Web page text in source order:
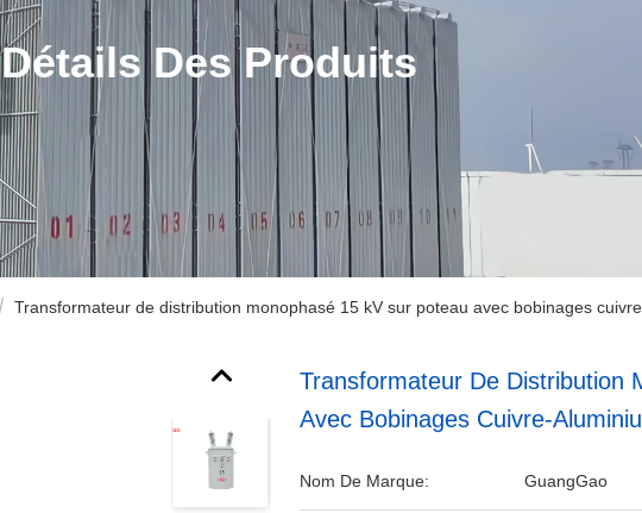
Détails Des Produits
Transformateur de distribution monophasé 15 kV sur poteau avec bobinages
Transformateur De Distribution
Avec Bobinages Cuivre-
Nom De Marque: GuangGao